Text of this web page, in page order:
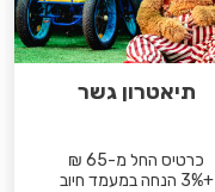
תיאטרון גשר
כרטיס החל מ-65 ₪
+3% הנחה במעמד חיוב